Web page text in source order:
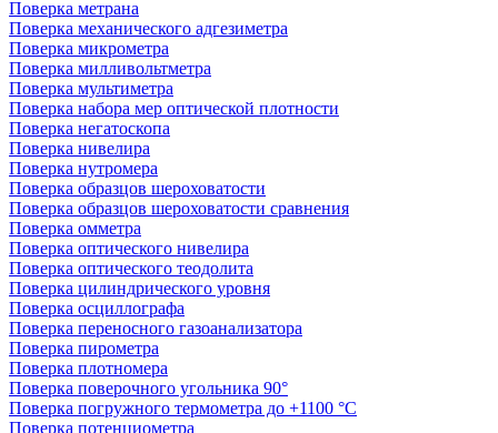
Поверка метрана
Поверка механического адгезиметра
Поверка микрометра
Поверка милливольтметра
Поверка мультиметра
Поверка набора мер оптической плотности
Поверка негатоскопа
Поверка нивелира
Поверка нутромера
Поверка образцов шероховатости
Поверка образцов шероховатости сравнения
Поверка омметра
Поверка оптического нивелира
Поверка оптического теодолита
Поверка цилиндрического уровня
Поверка осциллографа
Поверка переносного газоанализатора
Поверка пирометра
Поверка плотномера
Поверка поверочного угольника 90°
Поверка погружного термометра до +1100 °С
Поверка потенциометра